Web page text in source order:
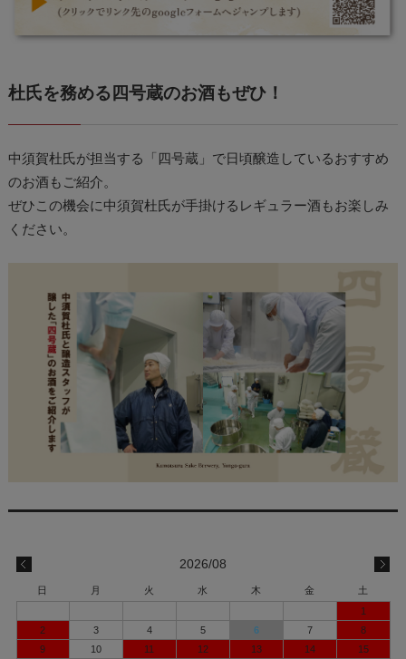
杜氏を務める四号蔵のお酒もぜひ！
中須賀杜氏が担当する「四号蔵」で日頃醸造しているおすすめ
のお酒もご紹介。
ぜひこの機会に中須賀杜氏が手掛けるレギュラー酒もお楽しみ
ください。
2026/08
日 月 火 水 木 金
土
1
2
3 4 5 6 7
8
9
10 11 12 13 14
15